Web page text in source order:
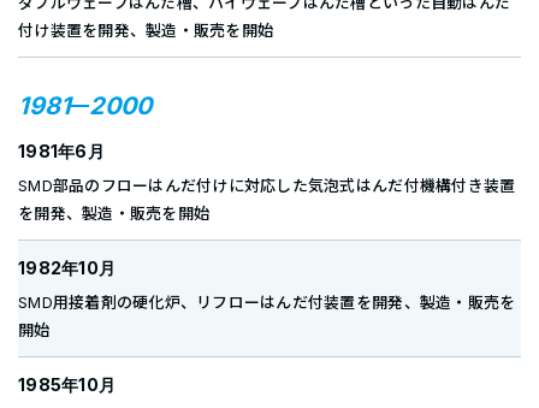
付け装置を開発、製造・販売を開始
1981 2000
1981年6月
SMD部品のフローはんだ付けに対応した気泡式はんだ付機構付き装置
を開発、製造・販売を開始
1982年10月
SMD用接着剤の硬化炉、リフローはんだ付装置を開発、製造・販売を
開始
1985年10月